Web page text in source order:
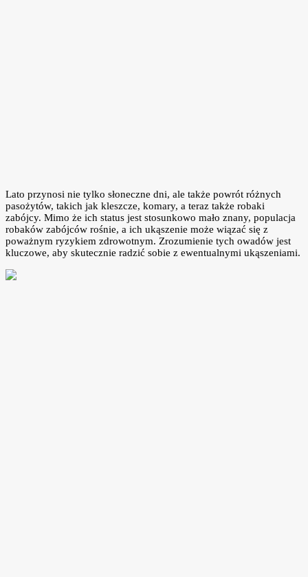
Lato przynosi nie tylko słoneczne dni, ale także powrót różnych
pasożytów, takich jak kleszcze, komary, a teraz także robaki
zabójcy. Mimo że ich status jest stosunkowo mało znany, populacja
robaków zabójców rośnie, a ich ukąszenie może wiązać się z
poważnym ryzykiem zdrowotnym. Zrozumienie tych owadów jest
kluczowe, aby skutecznie radzić sobie z ewentualnymi ukąszeniami.